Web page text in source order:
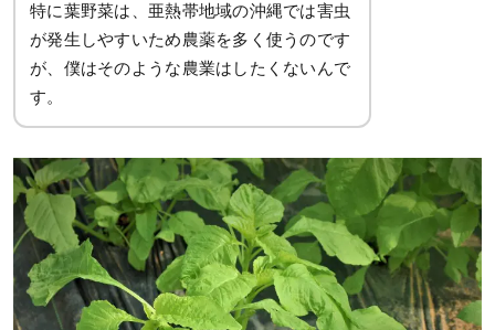
特に葉野菜は、亜熱帯地域の沖縄では害虫
が発生しやすいため農薬を多く使うのです
が、僕はそのような農業はしたくないんで
す。